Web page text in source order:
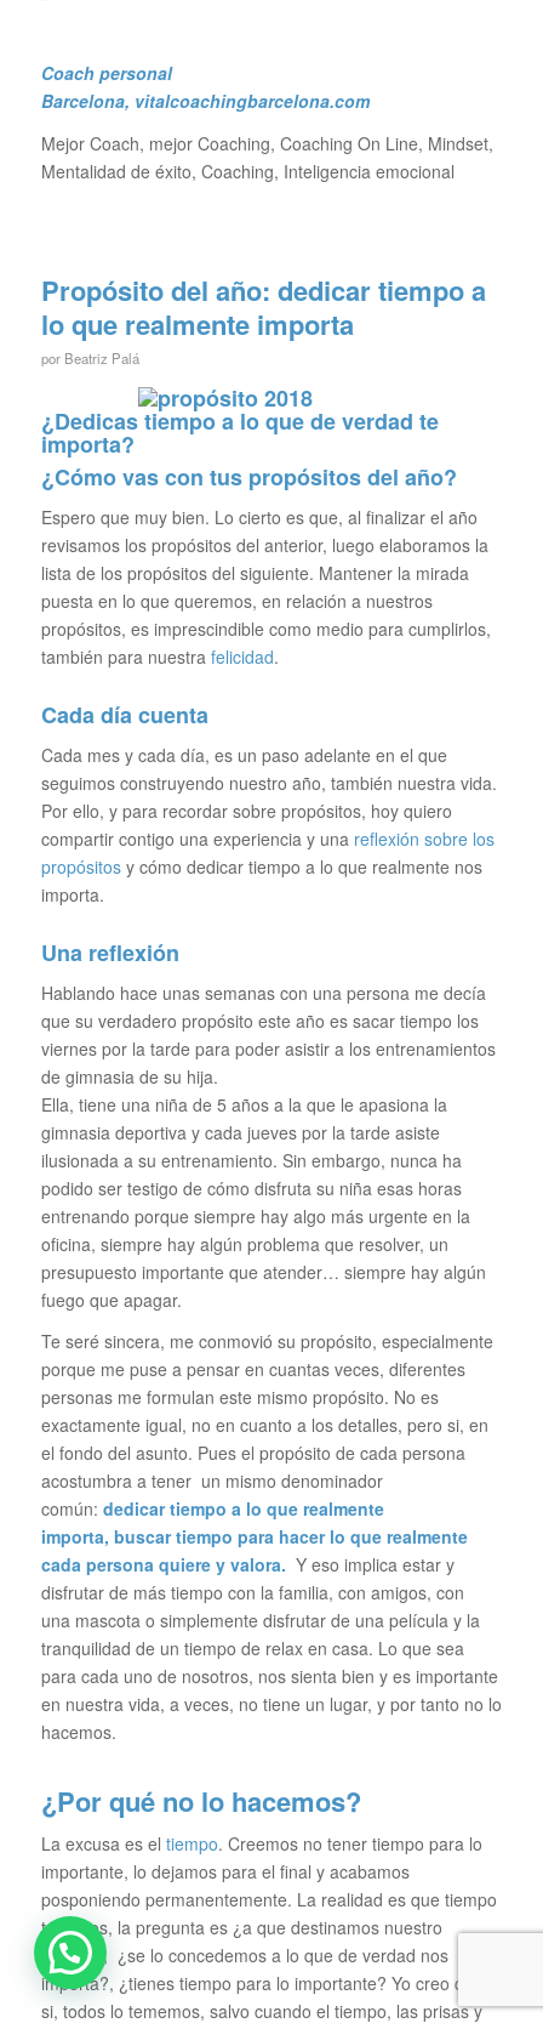
Coach personal
Barcelona, vitalcoachingbarcelona.com
Mejor Coach, mejor Coaching, Coaching On Line, Mindset,
Mentalidad de éxito, Coaching, Inteligencia emocional
Propósito del año: dedicar tiempo a
lo que realmente importa
por Beatriz Palá
¿Dedicas tiempo a lo que de verdad te
importa?
¿Cómo vas con tus propósitos del año?
Espero que muy bien. Lo cierto es que, al finalizar el año
revisamos los propósitos del anterior, luego elaboramos la
lista de los propósitos del siguiente. Mantener la mirada
puesta en lo que queremos, en relación a nuestros
propósitos, es imprescindible como medio para cumplirlos,
también para nuestra felicidad.
Cada día cuenta
Cada mes y cada día, es un paso adelante en el que
seguimos construyendo nuestro año, también nuestra vida.
Por ello, y para recordar sobre propósitos, hoy quiero
compartir contigo una experiencia y una reflexión sobre los
propósitosy cómo dedicar tiempo a lo que realmente nos
importa.
Una reflexión
Hablando hace unas semanas con una persona me decía
que su verdadero propósito este año es sacar tiempo los
viernes por la tarde para poder asistir a los entrenamientos
de gimnasia de su hija.
Ella, tiene una niña de 5 años a la que le apasiona la
gimnasia deportiva y cada jueves por la tarde asiste
ilusionada a su entrenamiento. Sin embargo, nunca ha
podido ser testigo de cómo disfruta su niña esas horas
entrenando porque siempre hay algo más urgente en la
oficina, siempre hay algún problema que resolver, un
presupuesto importante que atender… siempre hay algún
fuego que apagar.
Te seré sincera, me conmovió su propósito, especialmente
porque me puse a pensar en cuantas veces, diferentes
personas me formulan este mismo propósito. No es
exactamente igual, no en cuanto a los detalles, pero si, en
el fondo del asunto. Pues el propósito de cada persona
acostumbra a tener un mismo denominador
común: dedicar tiempo a lo que realmente
importa, buscar tiempo para hacer lo que realmente
cada persona quiere y valora. Y eso implica estar y
disfrutar de más tiempo con la familia, con amigos, con
una mascota o simplemente disfrutar de una película y la
tranquilidad de un tiempo de relax en casa. Lo que sea
para cada uno de nosotros, nos sienta bien y es importante
en nuestra vida, a veces, no tiene un lugar, y por tanto no lo
hacemos.
¿Por qué no lo hacemos?
La excusa es el tiempo. Creemos no tener tiempo para lo
importante, lo dejamos para el final y acabamos
posponiendo permanentemente. La realidad es que tiempo
tenemos, la pregunta es ¿a que destinamos nuestro
tiempo?, ¿se lo concedemos a lo que de verdad nos
importa?, ¿tienes tiempo para lo importante? Yo creo que
si, todos lo tememos, salvo cuando el tiempo, las prisas y